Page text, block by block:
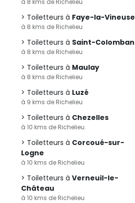
à 8 kms de Richelieu
Toiletteurs à Faye-la-Vineuse
à 8 kms de Richelieu
Toiletteurs à Saint-Colomban
à 8 kms de Richelieu
Toiletteurs à Maulay
à 8 kms de Richelieu
Toiletteurs à Luzé
à 9 kms de Richelieu
Toiletteurs à Chezelles
à 10 kms de Richelieu
Toiletteurs à Corcoué-sur-
Logne
à 10 kms de Richelieu
Toiletteurs à Verneuil-le-
Château
à 10 kms de Richelieu